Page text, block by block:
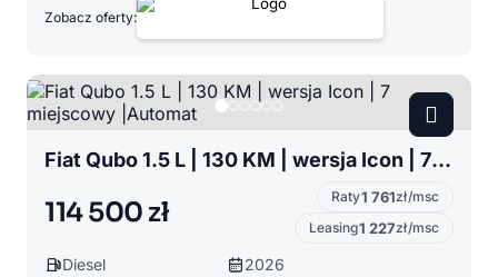
Zobacz oferty:
Fiat Qubo 1.5 L | 130 KM | wersja Icon | 7 miejscowy |Automat
114 500 zł Raty1 761zł/msc
Leasing1 227zł/msc
Diesel
2026